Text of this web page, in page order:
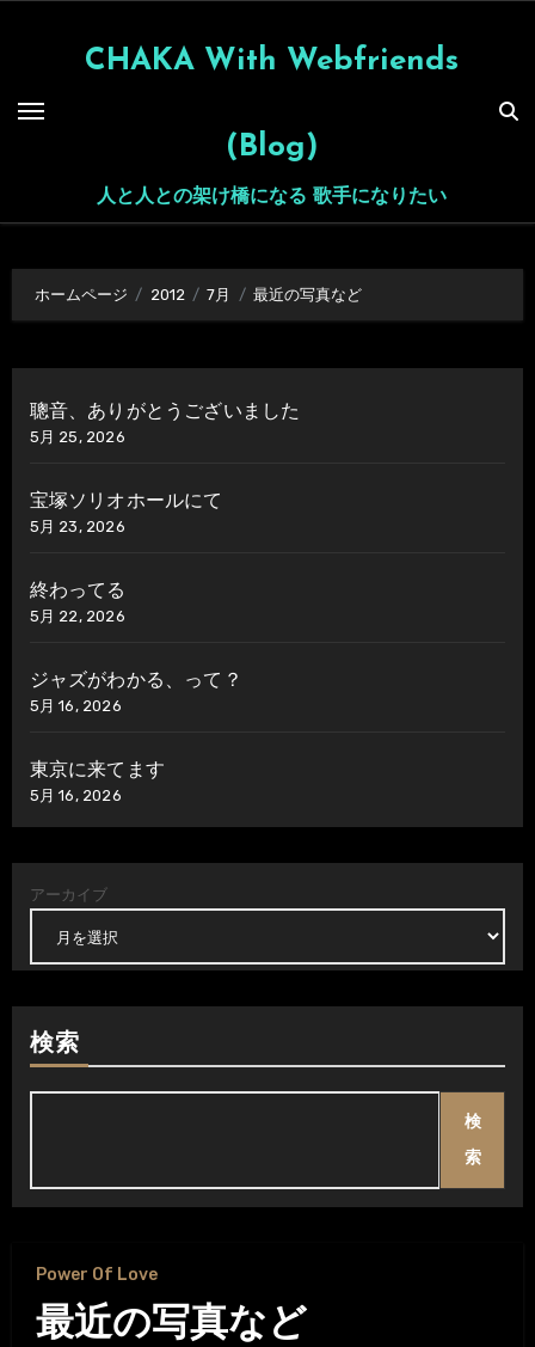
CHAKA With Webfriends
(Blog)
人と人との架け橋になる 歌手になりたい
ホームページ 2012 7月 最近の写真など
聰音、ありがとうございました
5月 25, 2026
宝塚ソリオホールにて
5月 23, 2026
終わってる
5月 22, 2026
ジャズがわかる、って？
5月 16, 2026
東京に来てます
5月 16, 2026
アーカイブ
検索
検
索
Power Of Love
最近の写真など